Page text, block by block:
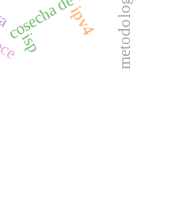
ipv4
isp metodología